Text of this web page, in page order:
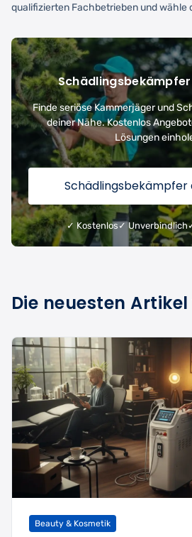
qualifizierten Fachbetrieben und wähle
Finde seriöse Kammerjäger und
deiner Nähe. Kostenlos
Lösungen
Schädlingsbekämpfer
✓ Kostenlos ✓ Unverbindlich
Die neuesten
Beauty & Kosmetik